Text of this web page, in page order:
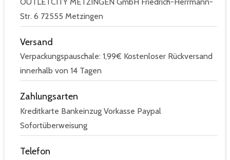
Str. 6 72555 Metzingen
Versand
Verpackungspauschale: 1,99€ Kostenloser Rückversand
innerhalb von 14 Tagen
Zahlungsarten
Kreditkarte Bankeinzug Vorkasse Paypal
Sofortüberweisung
Telefon